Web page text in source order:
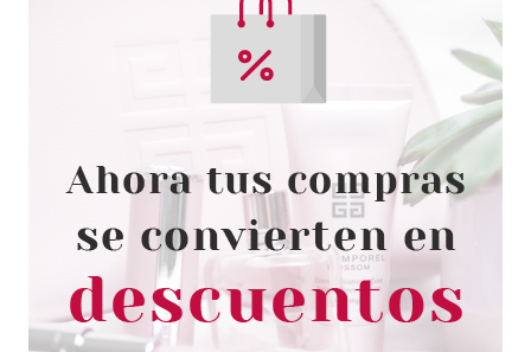
ESSENCE
ESSENCE THE GAME EDIT
BÁLSAMO PARA MEJILLAS
EFECTO PH
Pvr 3.79€
-17%
desde
3.15€